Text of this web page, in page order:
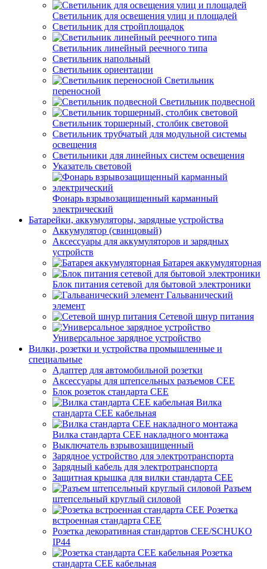
Светильник для освещения улиц и площадей
Светильник для стройплощадок
Светильник линейный реечного типа
Светильник напольный
Светильник ориентации
Светильник
переносной
Светильник подвесной
Светильник торшерный, столбик световой
Светильник трубчатый для модульной системы
освещения
Светильники для линейных систем освещения
Указатель световой
Фонарь взрывозащищенный карманный
электрический
Батарейки, аккумуляторы, зарядные устройства
Аккумулятор (свинцовый)
Аксессуары для аккумуляторов и зарядных
устройств
Батарея аккумуляторная
Блок питания сетевой для бытовой электроники
Гальванический
элемент
Сетевой шнур питания
Универсальное зарядное устройство
Вилки, розетки и устройства промышленные и
специальные
Адаптер для автомобильной розетки
Аксессуары для штепсельных разъемов CEE
Блок розеток стандарта CEE
Вилка
стандарта CEE кабельная
Вилка стандарта CEE накладного монтажа
Выключатель взрывозащищенный
Зарядное устройство для электротранспорта
Зарядный кабель для электротранспорта
Защитная крышка для вилки стандарта CEE
Разъем
штепсельный круглый силовой
Розетка
встроенная стандарта CEE
Розетка декоративная стандартов CEE/SCHUKO
IP44
Розетка
стандарта СЕЕ кабельная